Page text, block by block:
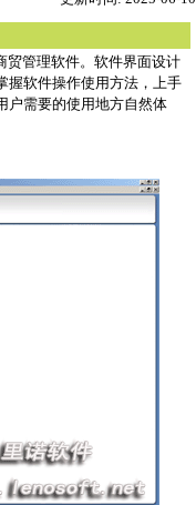
贸管理软件。软件界面设计
握软件操作使用方法，上手
户需要的使用地方自然体